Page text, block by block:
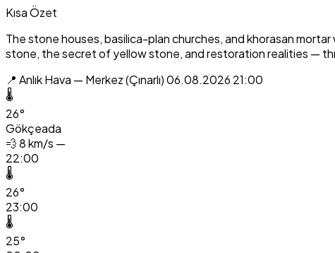
Kısa Özet
The stone houses, basilica-plan churches, and khorasan
stone, the secret of yellow stone, and restoration realities —
📍 Anlık Hava — Merkez (Çınarlı)06.08.2026 21:00
🌡️
26°
Gökçeada
💨8 km/s —
22:00
🌡️
26°
23:00
🌡️
25°